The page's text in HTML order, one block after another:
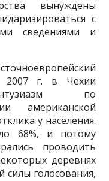
вынуждены
с
сведениями и
2007 г. в Чехии
по
американской
у на­селения.
68%, и потому
проводить
деревнях
голосования,